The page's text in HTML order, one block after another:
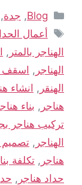
Blog
, جدة,
أعمال
الهناجر بالمتر ,
الهناجر , اسقف
الهنقر , انشاء
هناجر , بناء
تركيب هناجر
الهناجر , تصميم
هناجر , تكلفة
حداد هناجر ,